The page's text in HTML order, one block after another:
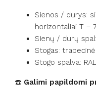
Sienos / durys:
horizontaliai T –
Sienų / durų
Stogas:
Stogo spalva:
☎️ Galimi papildomi